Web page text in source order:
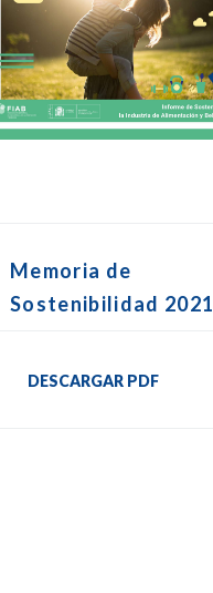
Memoria de
Sostenibilidad 2021
DESCARGAR PDF